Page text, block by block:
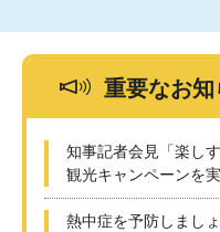
重要なお知
知事記者会見「楽し
観光キャンペーンを
熱中症を予防しまし